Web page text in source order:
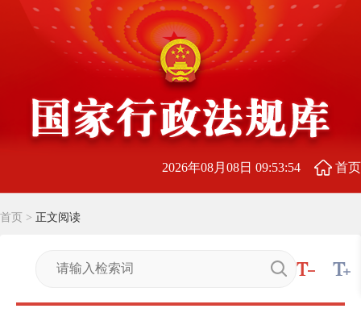
2026年08月08日 09:53:54 首页
首页 > 正文阅读